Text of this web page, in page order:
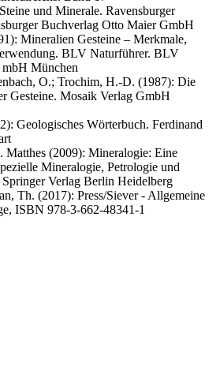
und Minerale. Ravensburger
Buchverlag Otto Maier GmbH
Mineralien Gesteine – Merkmale,
BLV Naturführer. BLV
mbH München
O.; Trochim, H.-D. (1987): Die
Gesteine. Mosaik Verlag GmbH
Geologisches Wörterbuch. Ferdinand
Matthes (2009): Mineralogie: Eine
Mineralogie, Petrologie und
Springer Verlag Berlin Heidelberg
Th. (2017): Press/Siever - Allgemeine
ISBN 978-3-662-48341-1